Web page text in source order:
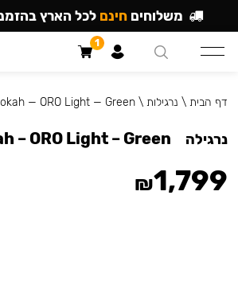
דף הבית \ נרגילות \
— ORO Light — Green
נרגילה – ORO Light – Green
₪1,799
משלוחים חינם לכל הארץ בהזמנה
1